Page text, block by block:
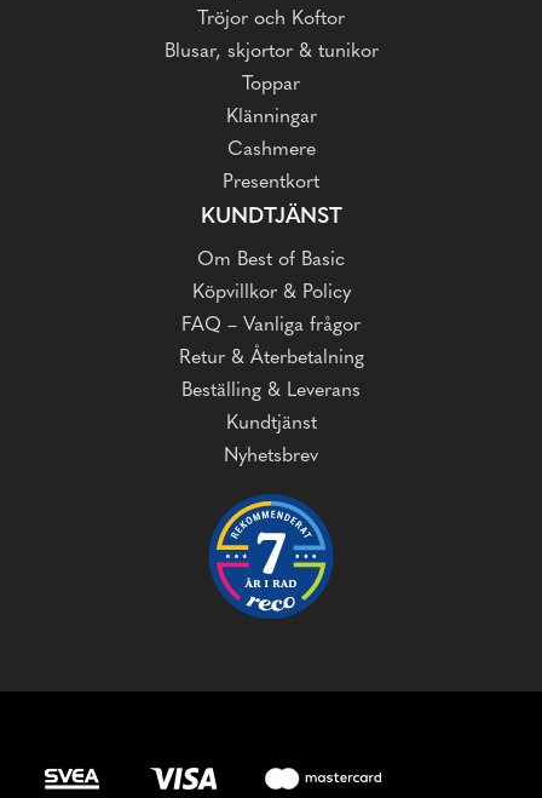
Tröjor och Koftor
Blusar, skjortor & tunikor
Toppar
Klänningar
Cashmere
Presentkort
KUNDTJÄNST
Om Best of Basic
Köpvillkor & Policy
FAQ – Vanliga frågor
Retur & Återbetalning
Beställing & Leverans
Kundtjänst
Nyhetsbrev